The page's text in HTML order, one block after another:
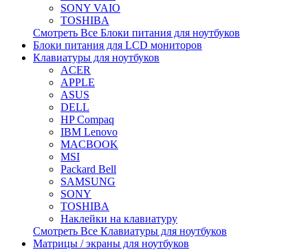
SONY VAIO
TOSHIBA
Смотреть Все Блоки питания для ноутбуков
Блоки питания для LCD мониторов
Клавиатуры для ноутбуков
ACER
APPLE
ASUS
DELL
HP Compaq
IBM Lenovo
MACBOOK
MSI
Packard Bell
SAMSUNG
SONY
TOSHIBA
Наклейки на клавиатуру
Смотреть Все Клавиатуры для ноутбуков
Матрицы / экраны для ноутбуков